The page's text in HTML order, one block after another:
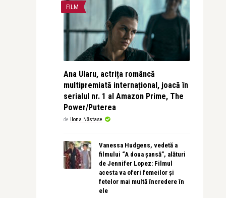
FILM
Ana Ularu, actrița româncă
multipremiată internațional, joacă în
serialul nr. 1 al Amazon Prime, The
Power/Puterea
de Ilona Năstase
Vanessa Hudgens, vedetă a
filmului “A doua șansă”, alături
de Jennifer Lopez: Filmul
acesta va oferi femeilor și
fetelor mai multă încredere în
ele